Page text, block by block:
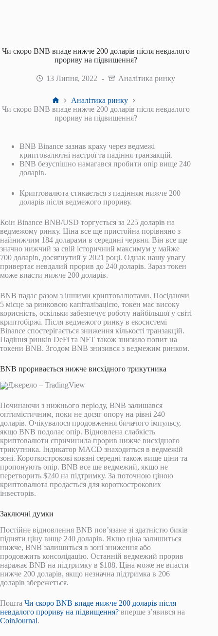
Чи скоро BNB впаде нижче 200 доларів після невдалого
прориву на підвищення?
13 Липня, 2022 Аналітика ринку
Головна
Аналітика ринку
Чи скоро BNB впаде нижче 200 доларів після невдалого
прориву на підвищення?
BNB Binance зазнав краху через ведмежі
криптовалютні настрої та падіння транзакцій.
BNB безуспішно намагався пробити опір вище 240
доларів.
Криптовалюта стикається з падінням нижче 200
доларів після ведмежого прориву.
Коін Binance BNB/USD торгується за 225 доларів на
ведмежому ринку. Ціна все ще пристойна порівняно з
найнижчим 184 доларами в середині червня. Він все ще
значно нижчий за свій історичний максимум у майже
700 доларів, досягнутий у 2021 році. Однак нашу увагу
привертає невдалий прорив до 240 доларів. Зараз токен
може впасти нижче 200 доларів.
BNB падає разом з іншими криптовалютами. Посідаючи
5 місце за ринковою капіталізацією, токен має високу
корисність, оскільки забезпечує роботу найбільшої у світі
криптобіржі. Після ведмежого ринку в екосистемі
Binance спостерігається зниження кількості транзакцій.
Падіння ринків DeFi та NFT також знизило попит на
токени BNB. Згодом BNB знизився з ведмежим ринком.
BNB проривається нижче висхідного трикутника
Джерело – TradingView
Починаючи з нижнього періоду, BNB залишався
оптимістичним, поки не досяг опору на рівні 240
доларів. Очікувалося продовження бичачого імпульсу,
якщо BNB подолає опір. Відновлена ​​слабкість
криптовалюти спричинила прорив нижче висхідного
трикутника. Індикатор MACD знаходиться в ведмежій
зоні. Короткострокові ковзні середні також вище ціни та
пропонують опір. BNB все ще ведмежий, якщо не
перетворить $240 на підтримку. За поточною ціною
криптовалюта продається для короткострокових
інвесторів.
Заключні думки
Постійне відновлення BNB пов’язане зі здатністю биків
підняти ціну вище 240 доларів. Якщо ціна залишиться
нижче, BNB залишиться в зоні зниження або
продовжить консолідацію. Останній ведмежий прорив
наражає BNB на підтримку в $188. Ціна може не впасти
нижче 200 доларів, якщо незначна підтримка в 206
доларів збережеться.
Пошта Чи скоро BNB впаде нижче 200 доларів після
невдалого прориву на підвищення? вперше з’явився на
CoinJournal.